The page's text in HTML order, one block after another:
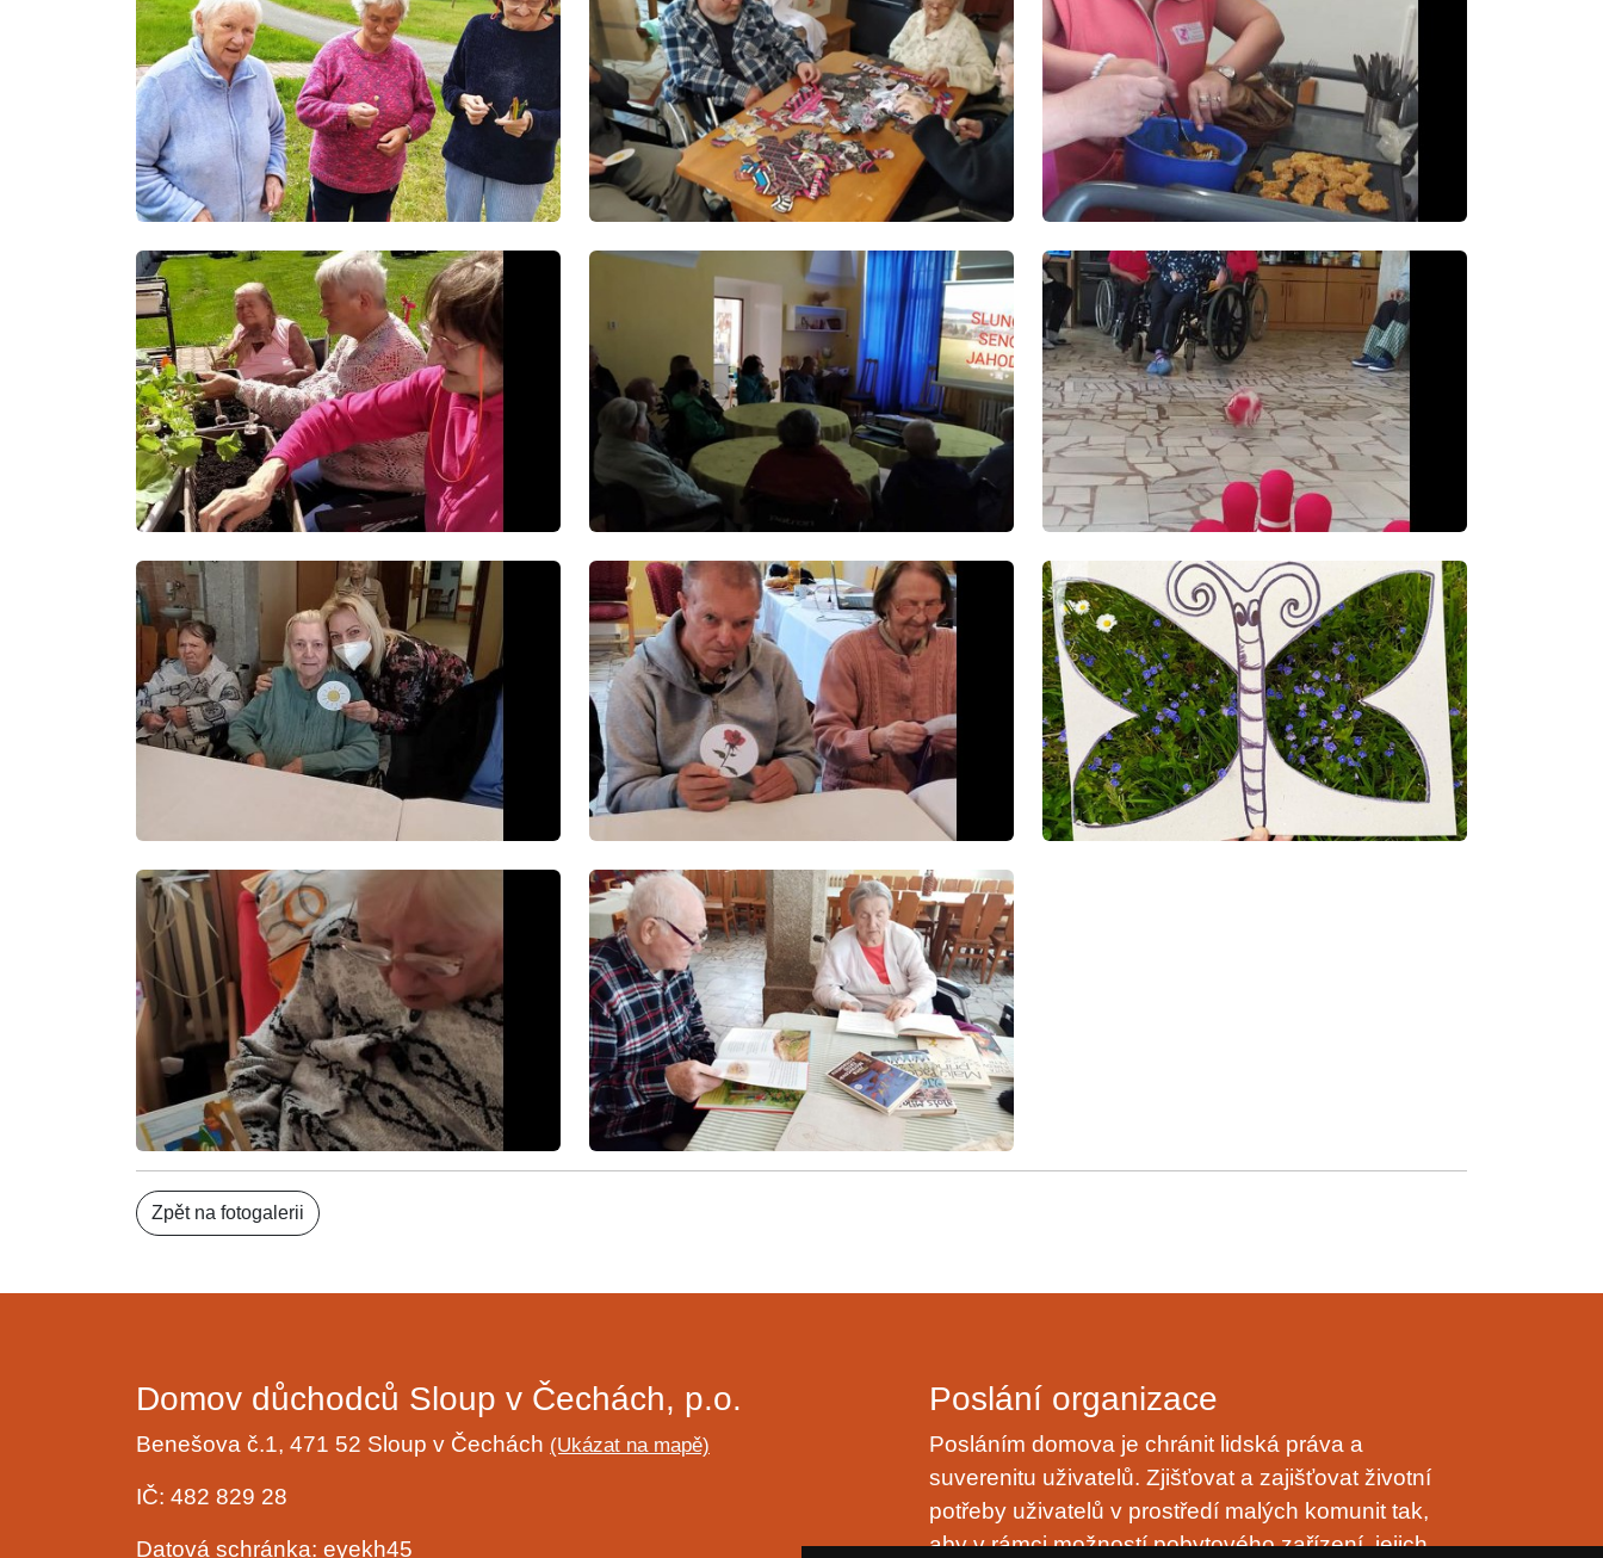
Zpět na fotogalerii
Domov důchodců Sloup v Čechách, p.o.
Benešova č.1, 471 52 Sloup v Čechách (Ukázat na mapě)
IČ: 482 829 28
Datová schránka: eyekh45
Poslání organizace
Posláním domova je chránit lidská práva a
suverenitu uživatelů. Zjišťovat a zajišťovat životní
potřeby uživatelů v prostředí malých komunit tak,
aby v rámci možností pobytového zařízení, jejich